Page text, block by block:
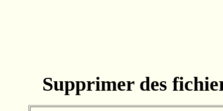
Supprimer des